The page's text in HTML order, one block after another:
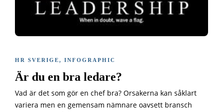
HR SVERIGE, INFOGRAPHIC
Är du en bra ledare?
Vad är det som gör en chef bra? Orsakerna kan såklart
variera men en gemensam nämnare oavsett bransch